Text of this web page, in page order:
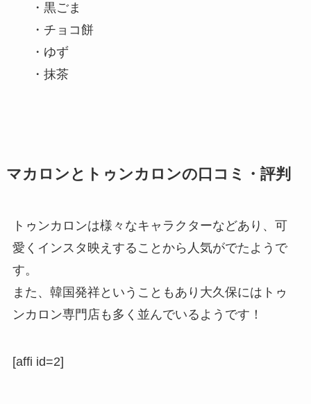
・黒ごま
・チョコ餅
・ゆず
・抹茶
マカロンとトゥンカロンの口コミ・評判
トゥンカロンは様々なキャラクターなどあり、可
愛くインスタ映えすることから人気がでたようで
す。
また、韓国発祥ということもあり大久保にはトゥ
ンカロン専門店も多く並んでいるようです！
[affi id=2]